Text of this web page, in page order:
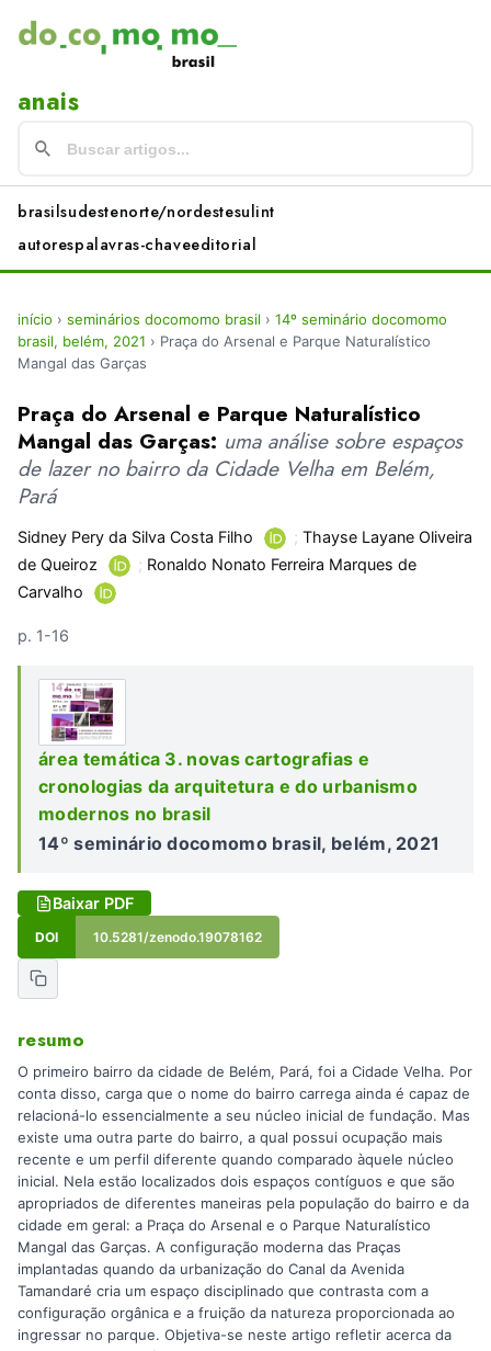
anais
brasilsudestenorte/nordestesulint
autorespalavras-chaveeditorial
início › seminários docomomo brasil › 14º seminário docomomo
brasil, belém, 2021 › Praça do Arsenal e Parque Naturalístico
Mangal das Garças
Praça do Arsenal e Parque Naturalístico
Mangal das Garças: uma análise sobre espaços
de lazer no bairro da Cidade Velha em Belém,
Pará
Sidney Pery da Silva Costa Filho ; Thayse Layane Oliveira
de Queiroz
; Ronaldo Nonato Ferreira Marques de
Carvalho
p. 1-16
área temática 3. novas cartografias e
cronologias da arquitetura e do urbanismo
modernos no brasil
14º seminário docomomo brasil, belém, 2021
Baixar PDF
DOI 10.5281/zenodo.19078162
resumo
O primeiro bairro da cidade de Belém, Pará, foi a Cidade Velha. Por
conta disso, carga que o nome do bairro carrega ainda é capaz de
relacioná-lo essencialmente a seu núcleo inicial de fundação. Mas
existe uma outra parte do bairro, a qual possui ocupação mais
recente e um perfil diferente quando comparado àquele núcleo
inicial. Nela estão localizados dois espaços contíguos e que são
apropriados de diferentes maneiras pela população do bairro e da
cidade em geral: a Praça do Arsenal e o Parque Naturalístico
Mangal das Garças. A configuração moderna das Praças
implantadas quando da urbanização do Canal da Avenida
Tamandaré cria um espaço disciplinado que contrasta com a
configuração orgânica e a fruição da natureza proporcionada ao
ingressar no parque. Objetiva-se neste artigo refletir acerca da